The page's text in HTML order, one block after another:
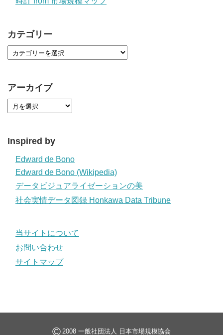
カテゴリー
アーカイブ
Inspired by
Edward de Bono
Edward de Bono (Wikipedia)
データビジュアライゼーションの美
社会実情データ図録 Honkawa Data Tribune
当サイトについて
お問い合わせ
サイトマップ
© 2008 一般社団法人 日本市場規模協会